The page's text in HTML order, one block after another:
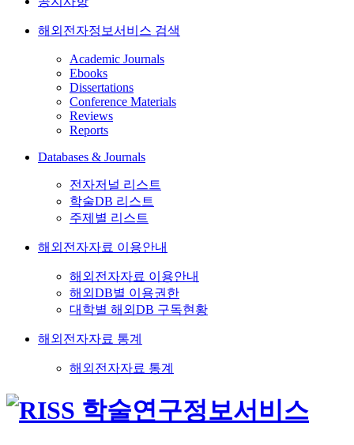
해외전자정보서비스 검색
Academic Journals
Ebooks
Dissertations
Conference Materials
Reviews
Reports
Databases & Journals
전자저널 리스트
학술DB 리스트
주제별 리스트
해외전자자료 이용안내
해외전자자료 이용안내
해외DB별 이용권한
대학별 해외DB 구독현황
해외전자자료 통계
해외전자자료 통계